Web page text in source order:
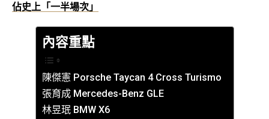
佔史上「一半場次」
內容重點
陳傑憲 Porsche Taycan 4 Cross Turismo
張育成 Mercedes-Benz GLE
林昱珉 BMW X6